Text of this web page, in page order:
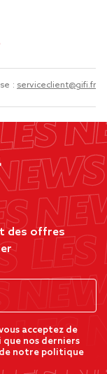
: serviceclient@gifi.fr
des offres
acceptez de
nos derniers
de notre politique